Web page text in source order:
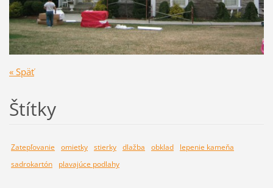
« Späť
Štítky
Zatepľovanie omietky stierky dlažba obklad
lepenie kameňa
sadrokartón
plavajúce podlahy